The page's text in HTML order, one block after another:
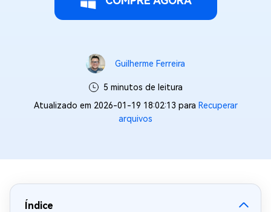
Guilherme Ferreira
5 minutos de leitura
Atualizado em 2026-01-19 18:02:13 para Recuperar
arquivos
Índice